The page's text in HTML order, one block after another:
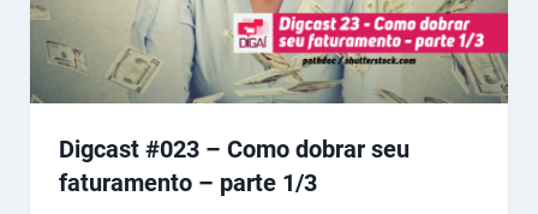
Digcast #023 – Como dobrar seu
faturamento – parte 1/3